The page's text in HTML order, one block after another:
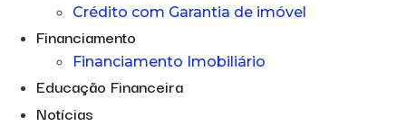
Crédito com Garantia de imóvel
Financiamento
Financiamento Imobiliário
Educação Financeira
Notícias